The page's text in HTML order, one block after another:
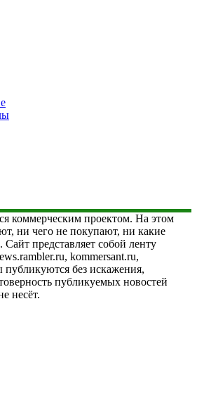
коммерческим проектом. На этом
ни чего не покупают, ни какие
представляет собой ленту
kommersant.ru,
без искажения,
публикуемых новостей
несёт.